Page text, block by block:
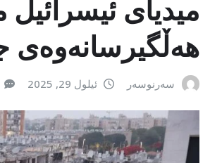
میدیای
هەڵگیرسانەوەی
سەرنوسەر ئیلول 29, 2025